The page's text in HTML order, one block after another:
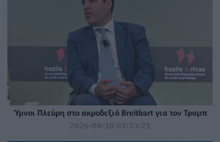
Ύμνοι Πλεύρη στο ακροδεξιό Breitbart για τον Τραμπ
2026-08-10 03:33:21